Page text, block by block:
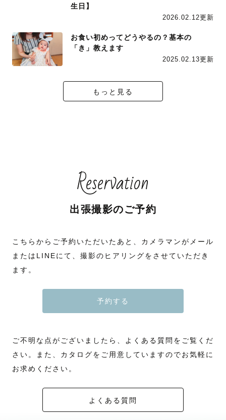
生日】
2026.02.12更新
お食い初めってどうやるの？基本の
「き」教えます
2025.02.13更新
もっと見る
Reservation
出張撮影のご予約
こちらからご予約いただいたあと、カメラマンがメール
またはLINEにて、撮影のヒアリングをさせていただき
ます。
予約する
ご不明な点がございましたら、よくある質問をご覧くだ
さい。また、カタログをご用意していますのでお気軽に
お求めください。
よくある質問